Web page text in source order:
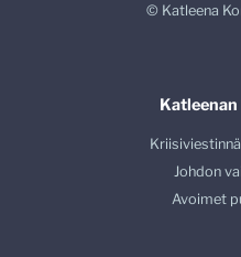
© Katleena
Johdon
Avoimet